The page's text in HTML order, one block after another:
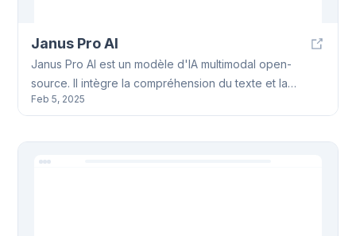
Janus Pro AI
Janus Pro AI est un modèle d'IA multimodal open-
source. Il intègre la compréhension du texte et la
génération d'images. Janus Pro AI a reçu 4200 étoiles
Feb 5, 2025